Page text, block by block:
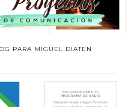
PARA MIGUEL DIATEN